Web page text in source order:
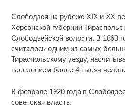
Слободзея на рубеже XIX и XX
Херсонской губернии
Слободзейской волости. В 1863
считалось одним из самых
Тираспольскому уезду,
населением более 4 тысяч
В феврале 1920 года в
советская власть.